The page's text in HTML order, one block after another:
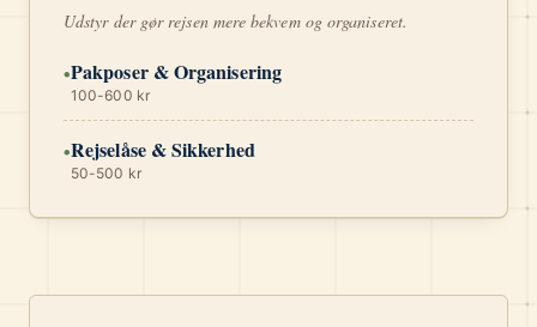
Udstyr der gør rejsen mere bekvem og organiseret.
•Pakposer & Organisering
100-600 kr
•Rejselåse & Sikkerhed
50-500 kr